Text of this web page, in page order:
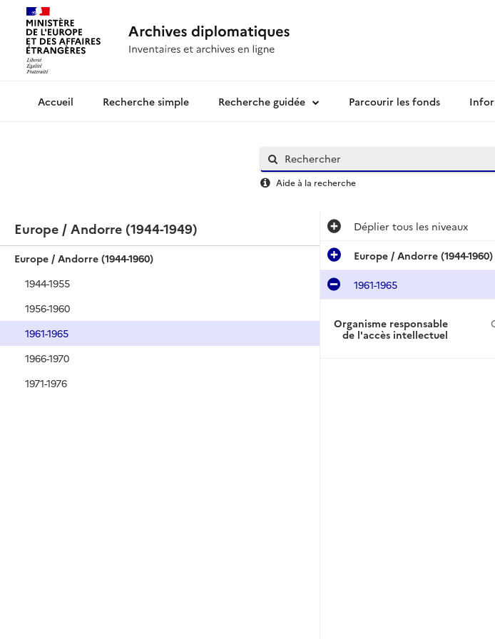
Archives diplomatiquesRecherche simple Recherche guidée Parcourir les fonds
Aide à la recherche
Europe / Andorre (1944-1949)
Europe / Andorre (1944-1960)
1944-1955
1956-1960
1961-1965
1966-1970
1971-1976
Déplier tous les niveaux
Europe / Andorre (1944-1960)
1961-1965
Organisme responsable
de l'accès intellectuel